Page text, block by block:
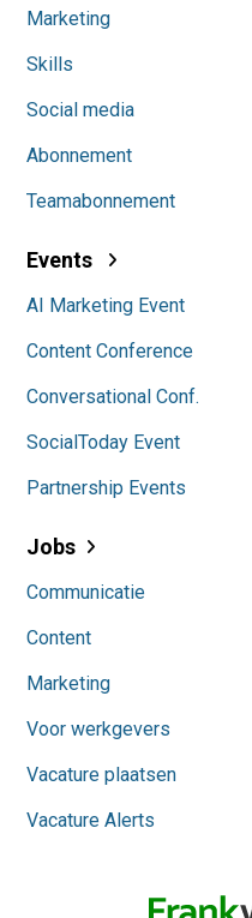
Marketing
Skills
Social media
Abonnement
Teamabonnement
Events
AI Marketing Event
Content Conference
Conversational Conf.
SocialToday Event
Partnership Events
Jobs
Communicatie
Content
Marketing
Voor werkgevers
Vacature plaatsen
Vacature Alerts